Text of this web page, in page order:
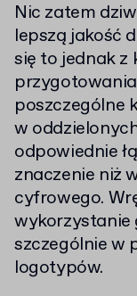
Nic zatem
lepszą jakość
się to jednak z
poszczególne
w
odpowiednie
znaczenie niż
cyfrowego.
szczególnie w
logotypów.